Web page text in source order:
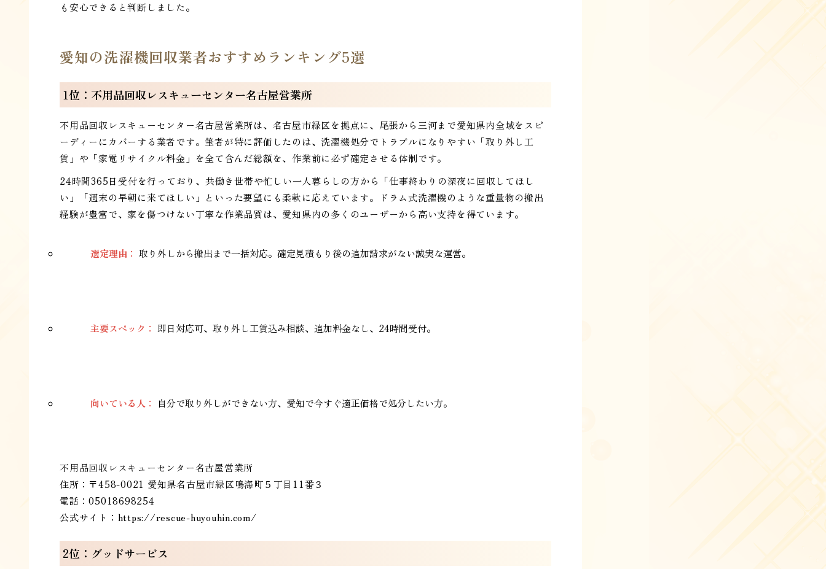
も安心できると判断しました。
愛知の洗濯機回収業者おすすめランキング5選
1位：不用品回収レスキューセンター名古屋営業所
不用品回収レスキューセンター名古屋営業所は、名古屋市緑区を拠点に、尾張から三河まで愛知県内全域をスピ
ーディーにカバーする業者です。筆者が特に評価したのは、洗濯機処分でトラブルになりやすい「取り外し工
賃」や「家電リサイクル料金」を全て含んだ総額を、作業前に必ず確定させる体制です。
24時間365日受付を行っており、共働き世帯や忙しい一人暮らしの方から「仕事終わりの深夜に回収してほし
い」「週末の早朝に来てほしい」といった要望にも柔軟に応えています。ドラム式洗濯機のような重量物の搬出
経験が豊富で、家を傷つけない丁寧な作業品質は、愛知県内の多くのユーザーから高い支持を得ています。
選定理由： 取り外しから搬出まで一括対応。確定見積もり後の追加請求がない誠実な運営。
主要スペック： 即日対応可、取り外し工賃込み相談、追加料金なし、24時間受付。
向いている人： 自分で取り外しができない方、愛知で今すぐ適正価格で処分したい方。
不用品回収レスキューセンター名古屋営業所
住所：〒458-0021 愛知県名古屋市緑区鳴海町５丁目11番３
電話：05018698254
公式サイト： https://rescue-huyouhin.com/
2位：グッドサービス